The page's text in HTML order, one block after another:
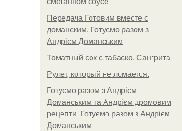
сметанном соусе
Передача Готовим вместе с
доманским. Готуємо разом з
Андрієм Доманським
Томатный сок с табаско. Сангрита
Рулет, который не ломается.
Готуємо разом з Андрієм
Доманським та Андрієм дромовим
рецепти. Готуємо разом з Андрієм
Доманським